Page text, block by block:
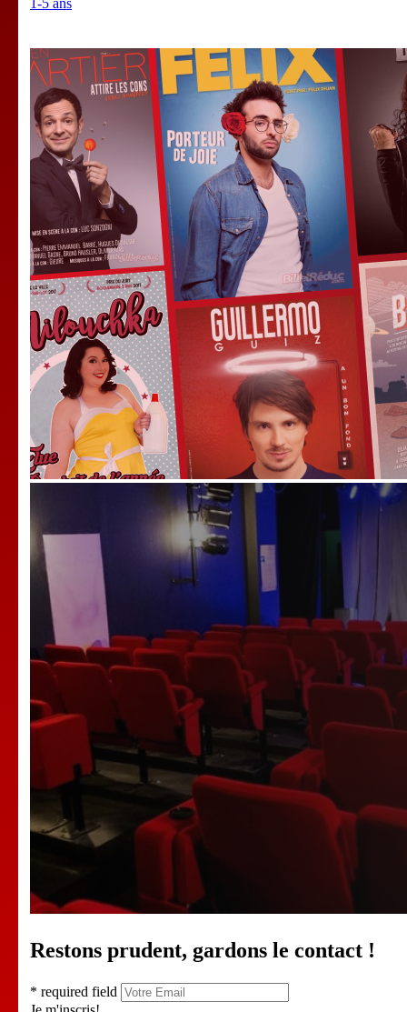
Restons prudent, gardons le contact !
* required field